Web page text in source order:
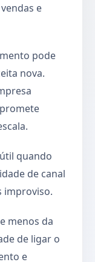
e
pode
nova.
quando
de canal
improviso.
menos da
de ligar o
e